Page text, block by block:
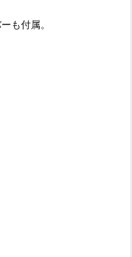
も付属。